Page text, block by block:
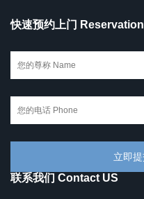
快速预约上门 Reservation
联系我们 Contact US